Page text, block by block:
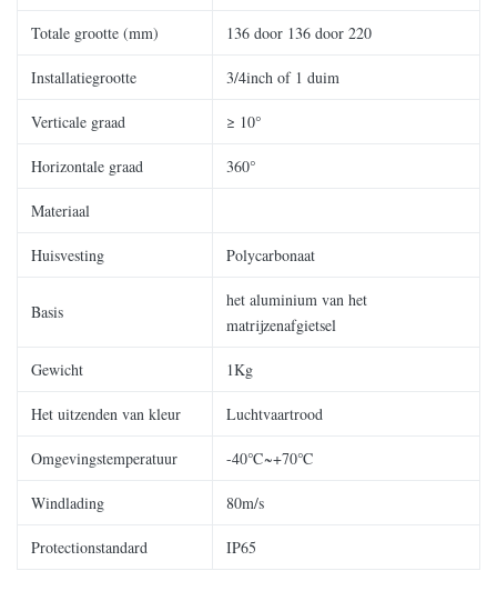
Totale grootte (mm) 136 door 136 door 220
Installatiegrootte 3/4inch of 1 duim
Verticale graad ≥ 10°
Horizontale graad 360°
Materiaal
Huisvesting Polycarbonaat
Basis
het aluminium van het
matrijzenafgietsel
Gewicht 1Kg
Het uitzenden van kleur Luchtvaartrood
Omgevingstemperatuur -40℃~+70℃
Windlading 80m/s
Protectionstandard IP65